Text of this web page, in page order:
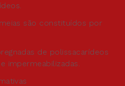
são constituídos por
de polissacarídeos
impermeabilizadas.